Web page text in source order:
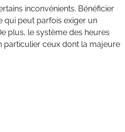
inconvénients. Bénéficier
qui peut parfois exiger un
plus, le système des heures
particulier ceux dont la majeure